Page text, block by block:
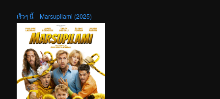
เร็วๆ นี้ – Marsupilami (2025)